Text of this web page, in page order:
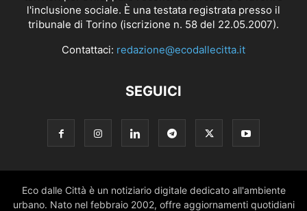
l'inclusione sociale. È una testata registrata presso il
tribunale di Torino (iscrizione n. 58 del 22.05.2007).
Contattaci: redazione@ecodallecitta.it
SEGUICI
Eco dalle Città è un notiziario digitale dedicato all'ambiente
urbano. Nato nel febbraio 2002, offre aggiornamenti quotidiani